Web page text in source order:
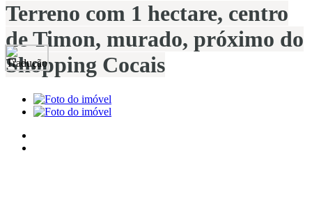
Terreno com 1 hectare, centro
de Timon, murado, próximo do
Shopping Cocais